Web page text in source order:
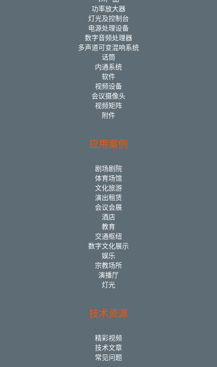
功率放大器
灯光及控制台
电源处理设备
数字音频处理器
多声道可变混响系统
话筒
内通系统
软件
视频设备
会议摄像头
视频矩阵
附件
应用案例
剧场剧院
体育场馆
文化旅游
演出租赁
会议会展
酒店
教育
交通枢纽
数字文化展示
娱乐
宗教场所
演播厅
灯光
技术资源
精彩视频
技术文章
常见问题